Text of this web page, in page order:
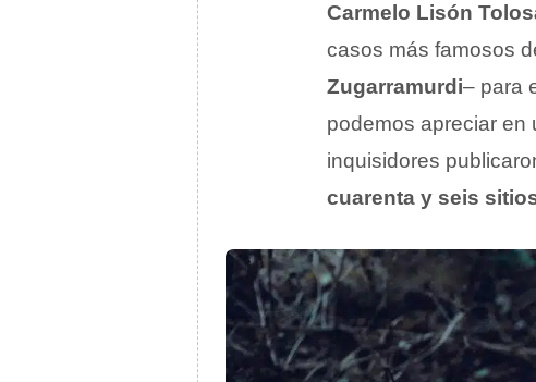
Carmelo Lisón
casos más famosos
Zugarramurdi– para
podemos apreciar en
inquisidores
cuarenta y seis